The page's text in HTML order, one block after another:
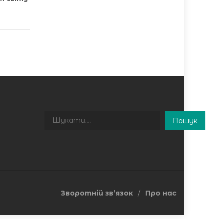
Пошук
Пошук
Зворотній зв’язок Про нас